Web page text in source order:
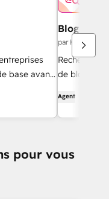
base avant
Blog
par HubSpot
Rechercher
de blog de
Agent
pour vous